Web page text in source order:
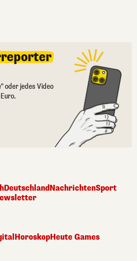
oder jedes Video
DeutschlandNachrichtenSport
HoroskopHeute Games